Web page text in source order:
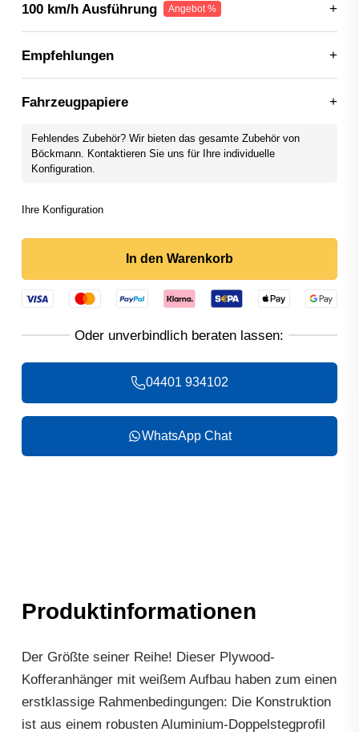
100 km/h Ausführung
Empfehlungen
Fahrzeugpapiere
Fehlendes Zubehör? Wir bieten das gesamte Zubehör von
Böckmann. Kontaktieren Sie uns für Ihre individuelle
Konfiguration.
In den Warenkorb
04401 934102
WhatsApp Chat
Produktinformationen
Der Größte seiner Reihe! Dieser Plywood-
Kofferanhänger mit weißem Aufbau haben zum einen
erstklassige Rahmenbedingungen: Die Konstruktion
ist aus einem robusten Aluminium-Doppelstegprofil